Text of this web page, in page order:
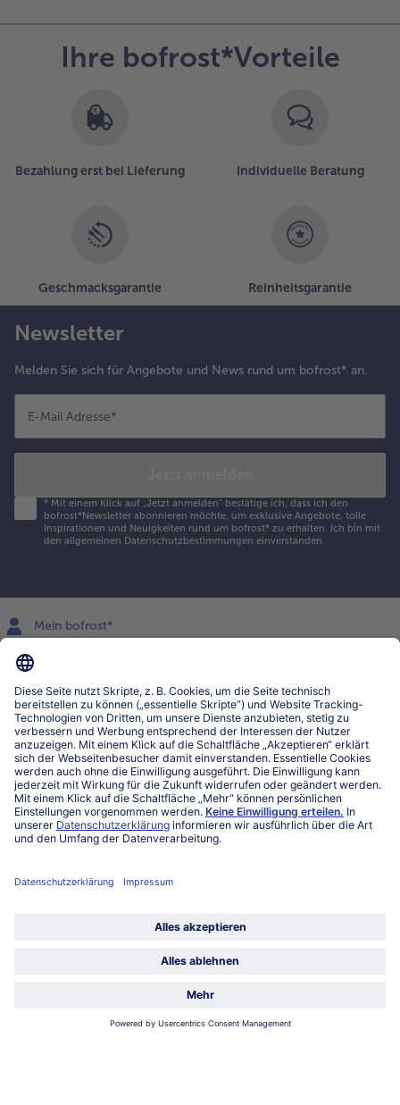
Ihre bofrost*Vorteile
Bezahlung erst bei Lieferung Individuelle Beratung
Geschmacksgarantie Reinheitsgarantie
Newsletter
Melden Sie sich für Angebote und News rund um bofrost* an.
E-Mail Adresse*
* Mit einem Klick auf „Jetzt anmelden" bestätige ich, dass ich den
bofrost*Newsletter abonnieren möchte, um exklusive Angebote, tolle
Inspirationen und Neuigkeiten rund um bofrost* zu erhalten. Ich bin mit
den allgemeinen Datenschutzbestimmungen einverstanden.
Mein bofrost*
www.bofrost.lu
027863232
Mo-Fr. von 7 bis 20 Uhr
Service
Über bofrost*